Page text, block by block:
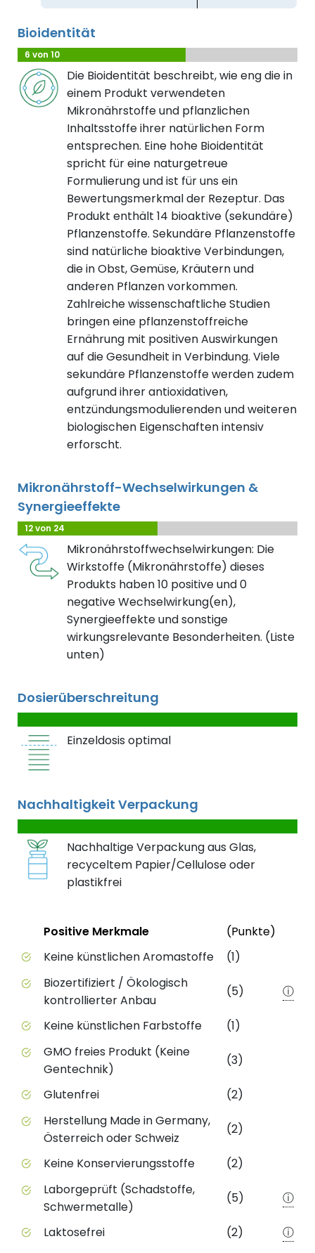
Bioidentität
6 von 10
Die Bioidentität beschreibt, wie eng die in
einem Produkt verwendeten
Mikronährstoffe und pflanzlichen
Inhaltsstoffe ihrer natürlichen Form
entsprechen. Eine hohe Bioidentität
spricht für eine naturgetreue
Formulierung und ist für uns ein
Bewertungsmerkmal der Rezeptur. Das
Produkt enthält 14 bioaktive (sekundäre)
Pflanzenstoffe. Sekundäre Pflanzenstoffe
sind natürliche bioaktive Verbindungen,
die in Obst, Gemüse, Kräutern und
anderen Pflanzen vorkommen.
Zahlreiche wissenschaftliche Studien
bringen eine pflanzenstoffreiche
Ernährung mit positiven Auswirkungen
auf die Gesundheit in Verbindung. Viele
sekundäre Pflanzenstoffe werden zudem
aufgrund ihrer antioxidativen,
entzündungsmodulierenden und weiteren
biologischen Eigenschaften intensiv
erforscht.
Mikronährstoff-Wechselwirkungen &
Synergieeffekte
12 von 24
Mikronährstoffwechselwirkungen: Die
Wirkstoffe (Mikronährstoffe) dieses
Produkts haben 10 positive und 0
negative Wechselwirkung(en),
Synergieeffekte und sonstige
wirkungsrelevante Besonderheiten. (Liste
unten)
Dosierüberschreitung
Einzeldosis optimal
Nachhaltigkeit Verpackung
Nachhaltige Verpackung aus Glas,
recyceltem Papier/Cellulose oder
plastikfrei
Positive Merkmale des Produkts mit
StatusPositive Merkmale (Punkte)
Keine künstlichen Aromastoffe
(1)
Biozertifiziert / Ökologisch
kontrollierter Anbau
(5) ⓘ
Keine künstlichen Farbstoffe
(1)
GMO freies Produkt (Keine
Gentechnik)
(3)
Glutenfrei
(2)
Herstellung Made in Germany,
Österreich oder Schweiz
(2)
Keine Konservierungsstoffe
(2)
Laborgeprüft (Schadstoffe,
Schwermetalle)
(5) ⓘ
Laktosefrei (2)
ⓘ